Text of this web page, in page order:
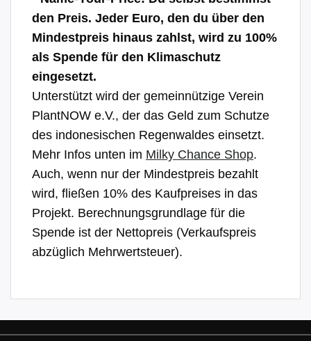
den Preis. Jeder Euro, den du über den
Mindestpreis hinaus zahlst, wird zu 100%
als Spende für den Klimaschutz
eingesetzt.
Unterstützt wird der gemeinnützige Verein
PlantNOW e.V., der das Geld zum Schutze
des indonesischen Regenwaldes einsetzt.
Mehr Infos unten im Milky Chance Shop.
Auch, wenn nur der Mindestpreis bezahlt
wird, fließen 10% des Kaufpreises in das
Projekt. Berechnungsgrundlage für die
Spende ist der Nettopreis (Verkaufspreis
abzüglich Mehrwertsteuer).